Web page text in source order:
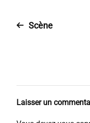
Scène
Laisser un